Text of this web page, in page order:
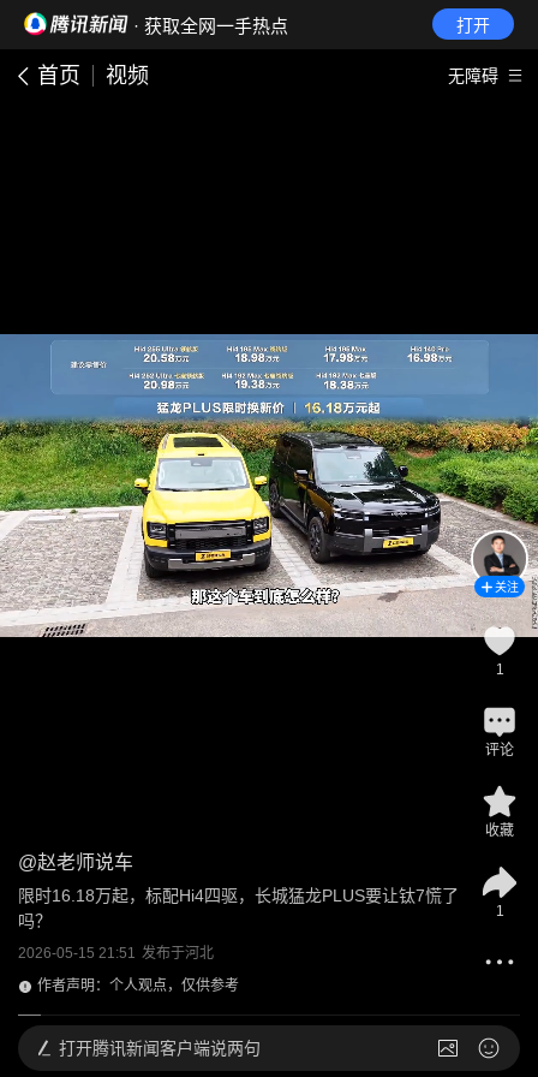
· 获取全网一手热点 打开
首页 视频 无障碍
@赵老师说车
限时16.18万起，标配Hi4四驱，长城猛龙PLUS要让钛7慌了
吗？
2026-05-15 21:51 发布于河北
作者声明：个人观点，仅供参考
关注
1
评论
收藏
1
打开腾讯新闻客户端说两句